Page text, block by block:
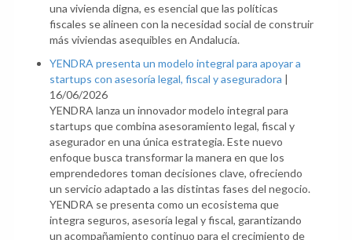
una vivienda digna, es esencial que las políticas
fiscales se alineen con la necesidad social de construir
más viviendas asequibles en Andalucía.
YENDRA presenta un modelo integral para apoyar a
startups con asesoría legal, fiscal y aseguradora |
16/06/2026
YENDRA lanza un innovador modelo integral para
startups que combina asesoramiento legal, fiscal y
asegurador en una única estrategia. Este nuevo
enfoque busca transformar la manera en que los
emprendedores toman decisiones clave, ofreciendo
un servicio adaptado a las distintas fases del negocio.
YENDRA se presenta como un ecosistema que
integra seguros, asesoría legal y fiscal, garantizando
un acompañamiento continuo para el crecimiento de